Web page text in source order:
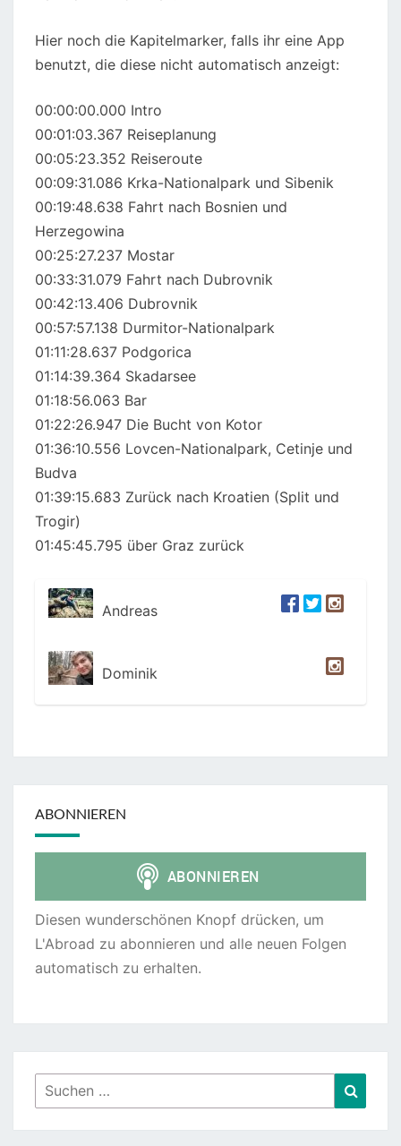
Hier noch die Kapitelmarker, falls ihr eine App
benutzt, die diese nicht automatisch anzeigt:
00:00:00.000 Intro
00:01:03.367 Reiseplanung
00:05:23.352 Reiseroute
00:09:31.086 Krka-Nationalpark und Sibenik
00:19:48.638 Fahrt nach Bosnien und
Herzegowina
00:25:27.237 Mostar
00:33:31.079 Fahrt nach Dubrovnik
00:42:13.406 Dubrovnik
00:57:57.138 Durmitor-Nationalpark
01:11:28.637 Podgorica
01:14:39.364 Skadarsee
01:18:56.063 Bar
01:22:26.947 Die Bucht von Kotor
01:36:10.556 Lovcen-Nationalpark, Cetinje und
Budva
01:39:15.683 Zurück nach Kroatien (Split und
Trogir)
01:45:45.795 über Graz zurück
Andreas
Dominik
ABONNIEREN
Diesen wunderschönen Knopf drücken, um
L'Abroad zu abonnieren und alle neuen Folgen
automatisch zu erhalten.
Suchen
nach: